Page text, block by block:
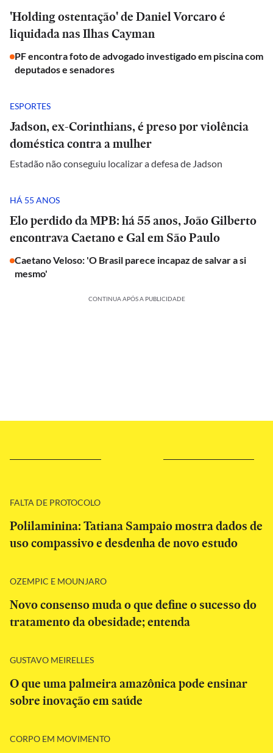
'Holding ostentação' de Daniel Vorcaro é
liquidada nas Ilhas Cayman
PF encontra foto de advogado investigado em piscina com
deputados e senadores
ESPORTES
Jadson, ex-Corinthians, é preso por violência
doméstica contra a mulher
Estadão não conseguiu localizar a defesa de Jadson
HÁ 55 ANOS
Elo perdido da MPB: há 55 anos, João Gilberto
encontrava Caetano e Gal em São Paulo
Caetano Veloso: 'O Brasil parece incapaz de salvar a si
mesmo'
CONTINUA APÓS A PUBLICIDADE
FALTA DE PROTOCOLO
Polilaminina: Tatiana Sampaio mostra dados de
uso compassivo e desdenha de novo estudo
OZEMPIC E MOUNJARO
Novo consenso muda o que define o sucesso do
tratamento da obesidade; entenda
GUSTAVO MEIRELLES
O que uma palmeira amazônica pode ensinar
sobre inovação em saúde
CORPO EM MOVIMENTO